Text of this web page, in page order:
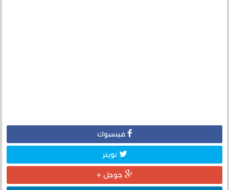
فيسبوك
تويتر
جوجل +